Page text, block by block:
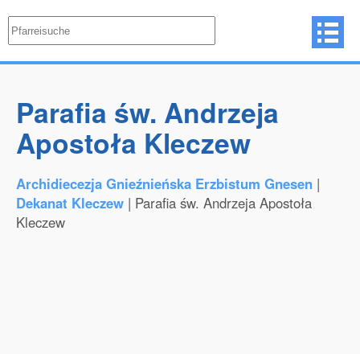
Parafia św. Andrzeja
Apostoła Kleczew
Archidiecezja Gnieźnieńska Erzbistum Gnesen |
Dekanat Kleczew | Parafia św. Andrzeja Apostoła
Kleczew